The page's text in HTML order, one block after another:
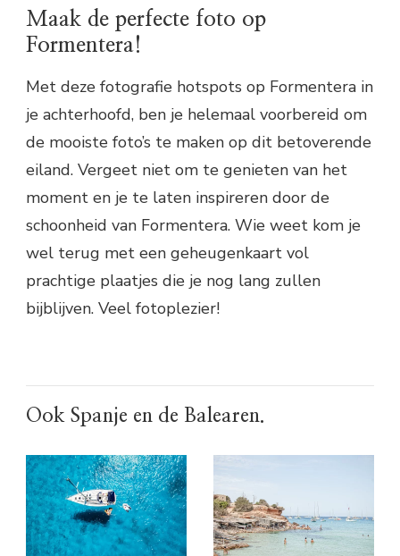
Maak de perfecte foto op
Formentera!
Met deze fotografie hotspots op Formentera in
je achterhoofd, ben je helemaal voorbereid om
de mooiste foto’s te maken op dit betoverende
eiland. Vergeet niet om te genieten van het
moment en je te laten inspireren door de
schoonheid van Formentera. Wie weet kom je
wel terug met een geheugenkaart vol
prachtige plaatjes die je nog lang zullen
bijblijven. Veel fotoplezier!
Ook Spanje en de Balearen.